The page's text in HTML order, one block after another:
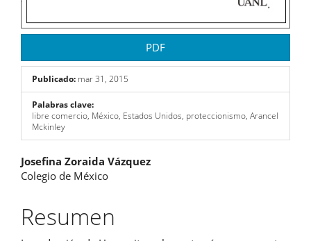
PDF
Publicado: mar 31, 2015
Palabras clave:
libre comercio, México, Estados Unidos, proteccionismo, Arancel
Mckinley
Contenido
principal
del
Josefina Zoraida Vázquez
Colegio de México
Resumen